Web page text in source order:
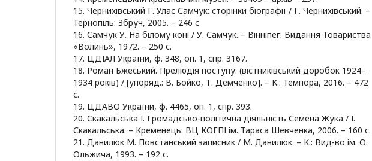
15. Чернихівський Г. Улас Самчук: сторінки біографії / Г. Чернихівський. –
Тернопіль: Збруч, 2005. – 246 с.
16. Самчук У. На білому коні / У. Самчук. – Вінніпег: Видання Товариства
«Волинь», 1972. – 250 с.
17. ЦДІАЛ України, ф. 348, оп. 1, спр. 3167.
18. Роман Бжеський. Прелюдія поступу: (вістниківський доробок 1924–
1934 років) / [упоряд.: В. Бойко, Т. Демченко]. – К.: Темпора, 2016. – 472
с.
19. ЦДАВО України, ф. 4465, оп. 1, спр. 393.
20. Скакальська І. Громадсько-політична діяльність Семена Жука / І.
Скакальська. – Кременець: ВЦ КОГПІ ім. Тараса Шевченка, 2006. – 160 с.
21. Данилюк М. Повстанський записник / М. Данилюк. – К.: Вид-во ім. О.
Ольжича, 1993. – 192 с.